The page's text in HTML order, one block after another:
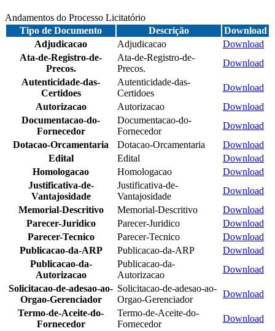
Andamentos do Processo Licitatório
Tipo de Documento
Descrição
Download
Adjudicacao
Adjudicacao
Download
Ata-de-Registro-de-
Precos.
Ata-de-Registro-de-
Precos.
Download
Autenticidade-das-
Certidoes
Autenticidade-das-
Certidoes
Download
Autorizacao
Autorizacao
Download
Documentacao-do-
Fornecedor
Documentacao-do-
Fornecedor
Download
Dotacao-Orcamentaria
Dotacao-Orcamentaria
Download
Edital
Edital
Download
Homologacao
Homologacao
Download
Justificativa-de-
Vantajosidade
Justificativa-de-
Vantajosidade
Download
Memorial-Descritivo
Memorial-Descritivo
Download
Parecer-Juridico
Parecer-Juridico
Download
Parecer-Tecnico
Parecer-Tecnico
Download
Publicacao-da-ARP
Publicacao-da-ARP
Download
Publicacao-da-
Autorizacao
Publicacao-da-
Autorizacao
Download
Solicitacao-de-adesao-ao-
Orgao-Gerenciador
Solicitacao-de-adesao-ao-
Orgao-Gerenciador
Download
Termo-de-Aceite-do-
Fornecedor
Termo-de-Aceite-do-
Fornecedor
Download